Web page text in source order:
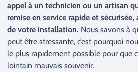
appel à un technicien ou un artisan
remise en service rapide et
de votre installation. Nous savons à
peut être stressante, c’est pourquoi
le plus rapidement possible pour que
lointain mauvais souvenir.